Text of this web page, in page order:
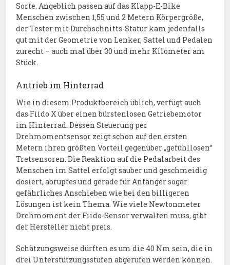
Sorte. Angeblich passen auf das Klapp-E-Bike
Menschen zwischen 1,55 und 2 Metern Körpergröße,
der Tester mit Durchschnitts-Statur kam jedenfalls
gut mit der Geometrie von Lenker, Sattel und Pedalen
zurecht – auch mal über 30 und mehr Kilometer am
Stück.
Antrieb im Hinterrad
Wie in diesem Produktbereich üblich, verfügt auch
das Fiido X über einen bürstenlosen Getriebemotor
im Hinterrad. Dessen Steuerung per
Drehmomentsensor zeigt schon auf den ersten
Metern ihren größten Vorteil gegenüber „gefühllosen“
Tretsensoren: Die Reaktion auf die Pedalarbeit des
Menschen im Sattel erfolgt sauber und geschmeidig
dosiert, abruptes und gerade für Anfänger sogar
gefährliches Anschieben wie bei den billigeren
Lösungen ist kein Thema. Wie viele Newtonmeter
Drehmoment der Fiido-Sensor verwalten muss, gibt
der Hersteller nicht preis.
Schätzungsweise dürften es um die 40 Nm sein, die in
drei Unterstützungsstufen abgerufen werden können.